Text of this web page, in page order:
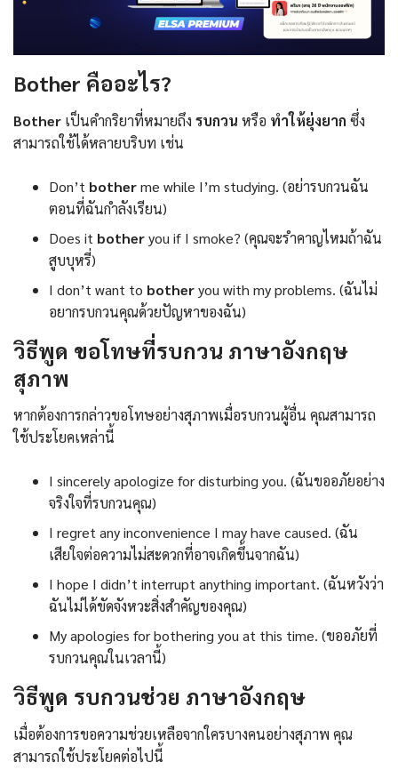
Bother คืออะไร?
Bother เป็นคำกริยาที่หมายถึง รบกวน หรือ ทำให้ยุ่งยาก ซึ่ง
สามารถใช้ได้หลายบริบท เช่น
Don’t botherme while I’m studying. (อย่ารบกวนฉัน
ตอนที่ฉันกำลังเรียน)
Does it botheryou if I smoke? (คุณจะรำคาญไหมถ้าฉัน
สูบบุหรี่)
I don’t want to botheryou with my problems. (ฉันไม่
อยากรบกวนคุณด้วยปัญหาของฉัน)
วิธีพูด ขอโทษที่รบกวน ภาษาอังกฤษ
สุภาพ
หากต้องการกล่าวขอโทษอย่างสุภาพเมื่อรบกวนผู้อื่น คุณสามารถ
ใช้ประโยคเหล่านี้
I sincerely apologize for disturbing you. (ฉันขออภัยอย่าง
จริงใจที่รบกวนคุณ)
I regret any inconvenience I may have caused. (ฉัน
เสียใจต่อความไม่สะดวกที่อาจเกิดขึ้นจากฉัน)
I hope I didn’t interrupt anything important. (ฉันหวังว่า
ฉันไม่ได้ขัดจังหวะสิ่งสำคัญของคุณ)
My apologies for bothering you at this time. (ขออภัยที่
รบกวนคุณในเวลานี้)
วิธีพูด รบกวนช่วย ภาษาอังกฤษ
เมื่อต้องการขอความช่วยเหลือจากใครบางคนอย่างสุภาพ คุณ
สามารถใช้ประโยคต่อไปนี้